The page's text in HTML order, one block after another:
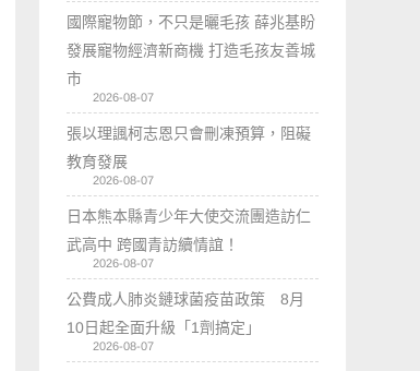
國際寵物節，不只是曬毛孩 薛兆基盼
發展寵物經濟新商機 打造毛孩友善城
市
2026-08-07
張以理諷柯志恩只會刪凍預算，阻礙
教育發展
2026-08-07
日本熊本縣青少年大使交流團造訪仁
武高中 跨國青訪續情誼！
2026-08-07
公費成人肺炎鏈球菌疫苗政策 8月
10日起全面升級「1劑搞定」
2026-08-07